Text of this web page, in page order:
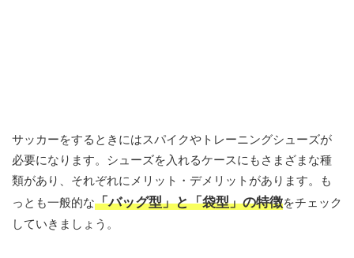
サッカーをするときにはスパイクやトレーニングシューズが
必要になります。シューズを入れるケースにもさまざまな種
類があり、それぞれにメリット・デメリットがあります。も
っとも一般的な「バッグ型」と「袋型」の特徴をチェック
していきましょう。